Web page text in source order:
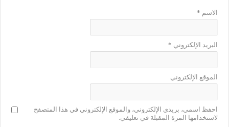
الاسم *
البريد الإلكتروني *
الموقع الإلكتروني
احفظ اسمي، بريدي الإلكتروني، والموقع الإلكتروني في هذا المتصفح
لاستخدامها المرة المقبلة في تعليقي.